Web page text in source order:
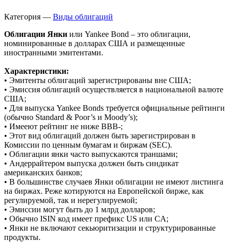
Категория — Виды облигаций
Облигации Янки или Yankee Bond – это облигации,
номинированные в долларах США и размещенные
иностранными эмитентами.
Характеристики:
• Эмитенты облигаций зарегистрированы вне США;
• Эмиссия облигаций осуществляется в национальной валюте
США;
• Для выпуска Yankee Bonds требуется официальные рейтинги
(обычно Standard & Poor’s и Moody’s);
• Имееют рейтинг не ниже BBB-;
• Этот вид облигаций должен быть зарегистрирован в
Комиссии по ценным бумагам и биржам (SEC).
• Облигации янки часто выпускаются траншами;
• Андеррайтером выпуска должен быть синдикат
американских банков;
• В большинстве случаев Янки облигации не имеют листинга
на биржах. Реже котируются на Европейской бирже, как
регулируемой, так и нерегулируемой;
• Эмиссии могут быть до 1 млрд долларов;
• Обычно ISIN код имеет префикс US или CA;
• Янки не включают секьюритизации и структурированные
продукты.